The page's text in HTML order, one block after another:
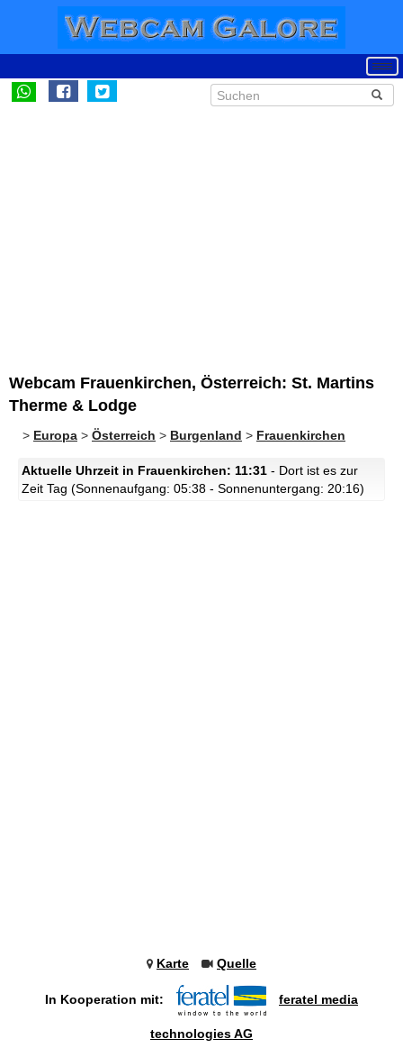
Webcam Frauenkirchen, Österreich: St. Martins
Therme & Lodge
> Europa > Österreich > Burgenland > Frauenkirchen
Aktuelle Uhrzeit in Frauenkirchen: 11:31 - Dort ist es zur
Zeit Tag (Sonnenaufgang: 05:38 - Sonnenuntergang: 20:16)
Karte Quelle
In Kooperation mit: feratel media
technologies AG